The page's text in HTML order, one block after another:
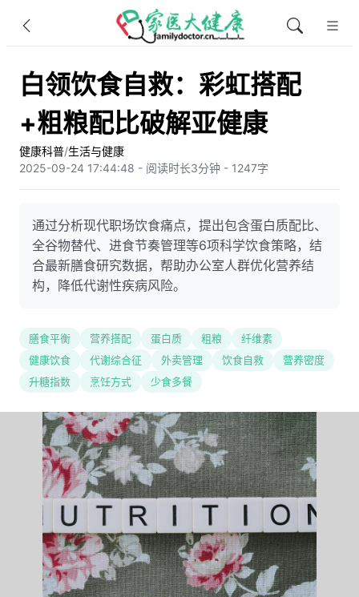
白领饮食自救：彩虹搭配
+粗粮配比破解亚健康
健康科普/生活与健康
2025-09-24 17:44:48 - 阅读时长3分钟 - 1247字
通过分析现代职场饮食痛点，提出包含蛋白质配比、
全谷物替代、进食节奏管理等6项科学饮食策略，结
合最新膳食研究数据，帮助办公室人群优化营养结
构，降低代谢性疾病风险。
膳食平衡 营养搭配 蛋白质 粗粮
纤维素
健康饮食
代谢综合征 外卖管理 饮食自救
营养密度
升糖指数
烹饪方式 少食多餐